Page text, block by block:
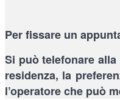
Per fissare un
Si può telefonare alla
residenza, la
l’operatore che può